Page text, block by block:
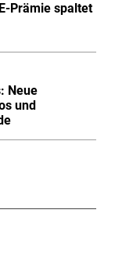
Prämie spaltet
Neue
und